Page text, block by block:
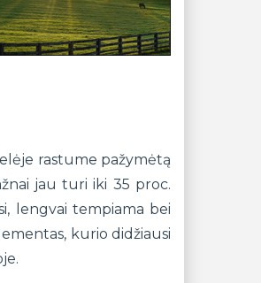
rastume pažymėtą
jau turi iki 35 proc.
lengvai tempiama bei
kurio didžiausi